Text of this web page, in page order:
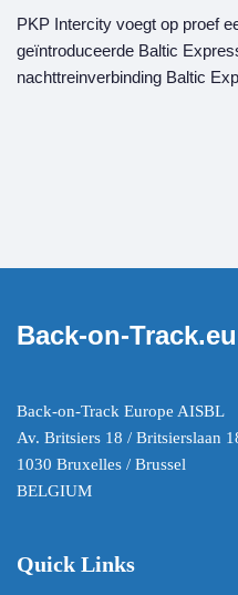
PKP Intercity voegt op proef
geïntroduceerde Baltic
nachttreinverbinding Baltic
Back-on-Track.eu
Back-on-Track Europe AISBL
Av. Britsiers 18 / Britsierslaan
1030 Bruxelles / Brussel
BELGIUM
Quick Links